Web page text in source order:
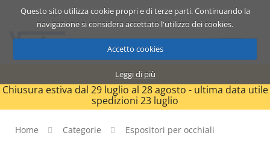
Questo sito utilizza cookie propri e di terze parti. Continuando la
navigazione si considera accettato l'utilizzo dei cookies.
Accetto cookies
Leggi di più
Catalogo Carrello ITA
Chiusura estiva dal 29 luglio al 28 agosto - ultima data utile
spedizioni 23 luglio
Home Categorie Espositori per occhiali